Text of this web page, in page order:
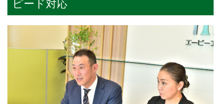
ピード対応